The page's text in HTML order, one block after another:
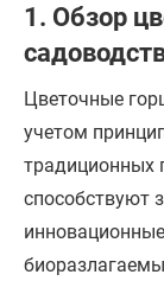
1. Обзор
Цветочные
учетом
традиционных
способствуют